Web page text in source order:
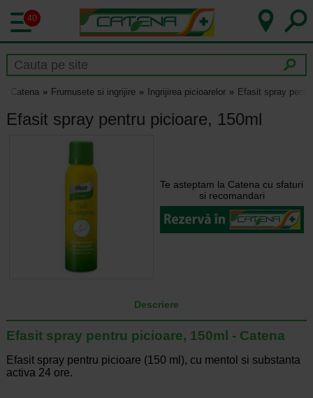
40
Catena Frumusete si ingrijire Ingrijirea picioarelor Efasit spray
Efasit spray pentru picioare, 150ml
Te asteptam la Catena cu sfaturi
si recomandari
Descriere
Efasit spray pentru picioare, 150ml - Catena
Efasit spray pentru picioare (150 ml), cu mentol si substanta
activa 24 ore.